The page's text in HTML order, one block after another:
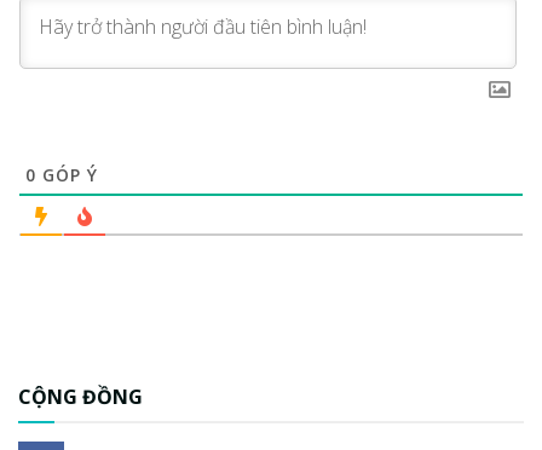
0 GÓP Ý
CỘNG ĐỒNG